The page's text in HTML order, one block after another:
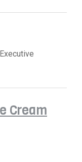
Cream